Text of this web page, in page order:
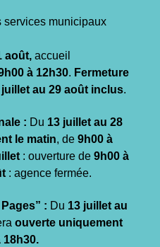
services municipaux
août, accueil
à 12h30. Fermeture
juillet au 29 août inclus.
: Du 13 juillet au 28
le matin, de 9h00 à
: ouverture de 9h00 à
: agence fermée.
: Du 13 juillet au
ouverte uniquement
18h30.